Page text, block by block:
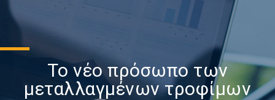
Το νέο πρόσωπο των
μεταλλαγμένων τροφίμων